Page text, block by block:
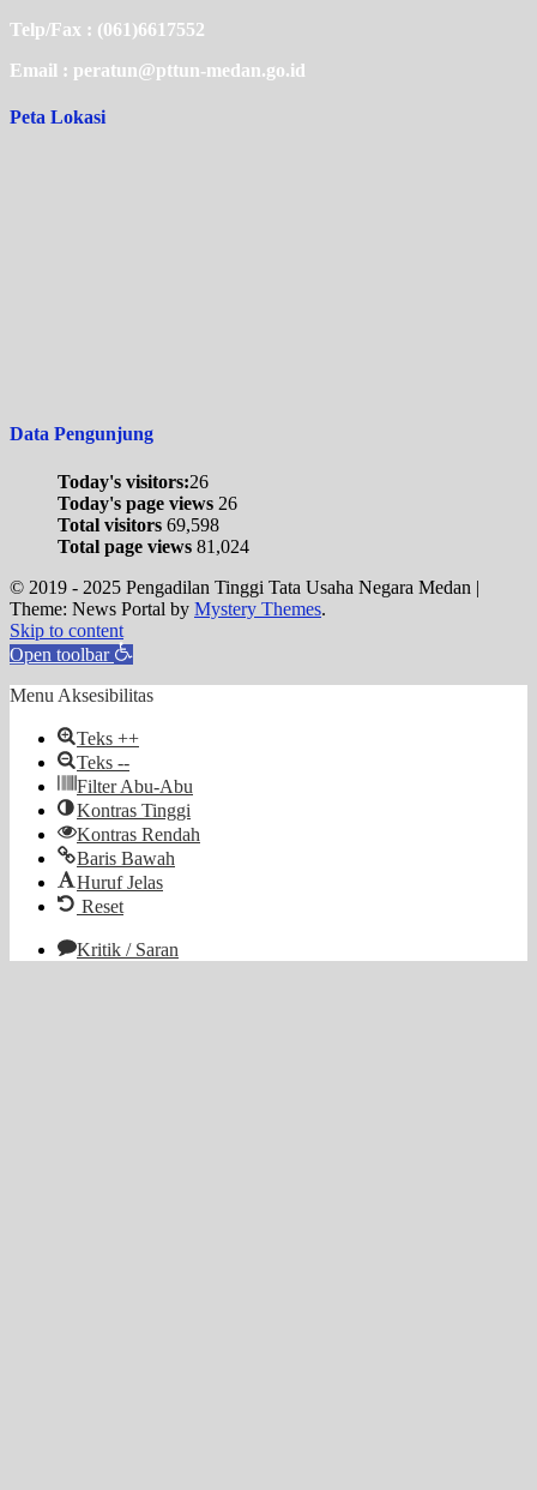
Telp/Fax : (061)6617552
Email : peratun@pttun-medan.go.id
Peta Lokasi
Data Pengunjung
Today's visitors:26
Today's page views 26
Total visitors 69,598
Total page views 81,024
© 2019 - 2025 Pengadilan Tinggi Tata Usaha Negara Medan |
Theme: News Portal by Mystery Themes.
Skip to content
Open toolbar
Menu Aksesibilitas
Teks ++
Teks --
Filter Abu-Abu
Kontras Tinggi
Kontras Rendah
Baris Bawah
Huruf Jelas
Reset
Kritik / Saran